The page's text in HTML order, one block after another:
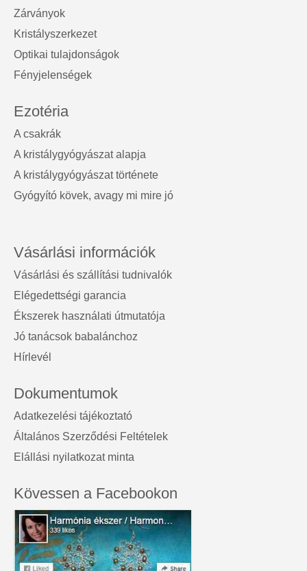
Zárványok
Kristályszerkezet
Optikai tulajdonságok
Fényjelenségek
Ezotéria
A csakrák
A kristálygyógyászat alapja
A kristálygyógyászat története
Gyógyító kövek, avagy mi mire jó
Vásárlási információk
Vásárlási és szállítási tudnivalók
Elégedettségi garancia
Ékszerek használati útmutatója
Jó tanácsok babalánchoz
Hírlevél
Dokumentumok
Adatkezelési tájékoztató
Általános Szerződési Feltételek
Elállási nyilatkozat minta
Kövessen a Facebookon